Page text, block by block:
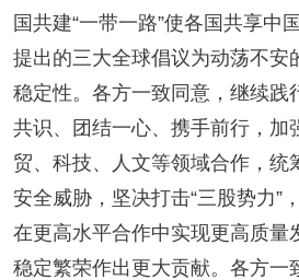
国共建“一带一路”使各国共享中
提出的三大全球倡议为动荡不安
稳定性。各方一致同意，继续践
共识、团结一心、携手前行，加
贸、科技、人文等领域合作，统
安全威胁，坚决打击“三股势力”
在更高水平合作中实现更高质量
稳定繁荣作出更大贡献。各方一